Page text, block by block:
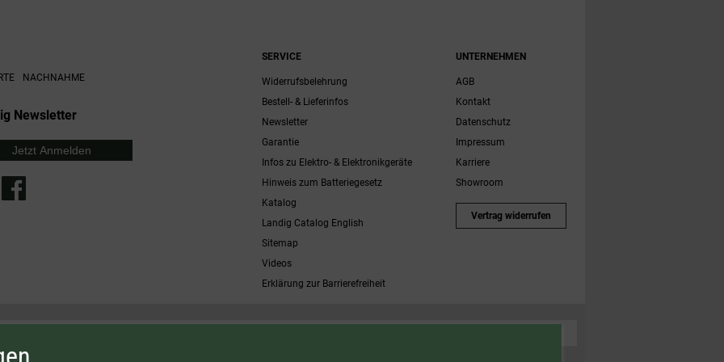
NACHNAHME
Newsletter
Jetzt Anmelden
SERVICE
Widerrufsbelehrung
Bestell- & Lieferinfos
Newsletter
Garantie
Infos zu Elektro- & Elektronikgeräte
Hinweis zum Batteriegesetz
Katalog
Landig Catalog English
Sitemap
Videos
Erklärung zur Barrierefreiheit
UNTERNEHMEN
AGB
Kontakt
Datenschutz
Impressum
Karriere
Showroom
Vertrag widerrufen
Nicht mit anderen Gutscheinaktionen kombinierbar. Nur gültig für Fleischwölfe und ausgewählte Zubehörartikel. Nicht einlösbar auf bereits rabattierte